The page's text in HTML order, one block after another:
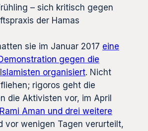
– sich kritisch gegen
der Hamas
sie im Januar 2017 eine
gegen die
organisiert. Nicht
rigoros geht die
die Aktivisten vor, im April
Rami Aman und drei weitere
vor wenigen Tagen verurteilt,